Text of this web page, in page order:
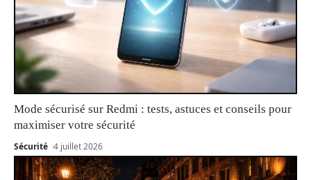
Mode sécurisé sur Redmi : tests, astuces et conseils pour
maximiser votre sécurité
Sécurité 4 juillet 2026